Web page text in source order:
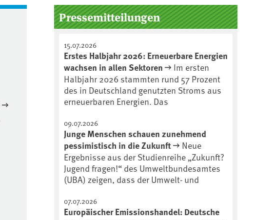
für die folgenden Produkte – soweit
technisch möglich – nach Ablauf
der Gewährleistungsfrist
Reparaturen zu einem
angemessenen Preis anbieten:
Pressemitteilungen
15.07.2026
Erstes Halbjahr 2026: Erneuerbare Energien
wachsen in allen Sektoren
Im ersten
Halbjahr 2026 stammten rund 57 Prozent
des in Deutschland genutzten Stroms aus
erneuerbaren Energien. Das
09.07.2026
Junge Menschen schauen zunehmend
pessimistisch in die Zukunft
Neue
Ergebnisse aus der Studienreihe „Zukunft?
Jugend fragen!“ des Umweltbundesamtes
(UBA) zeigen, dass der Umwelt- und
07.07.2026
Europäischer Emissionshandel: Deutsche